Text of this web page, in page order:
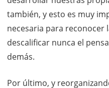
también, y esto es muy
necesaria para reconocer
descalificar nunca el
demás.
Por último, y